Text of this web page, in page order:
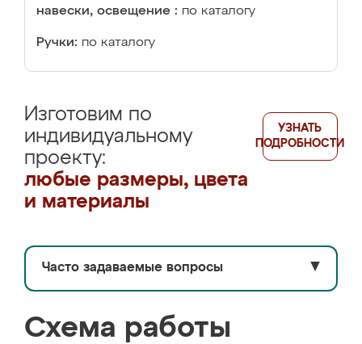
навески, освещение : по каталогу
Ручки: по каталогу
Изготовим по
индивидуальному
проекту:
любые размеры, цвета
и материалы
УЗНАТЬ
ПОДРОБНОСТИ
Часто задаваемые вопросы ▼
Схема работы